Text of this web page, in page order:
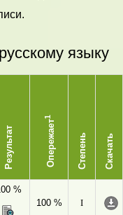
языку
Результат Опережает
1
Степень Скачать
%
100 %
I